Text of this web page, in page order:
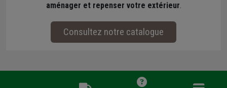
aménager et repenser votre extérieur.
Consultez notre catalogue